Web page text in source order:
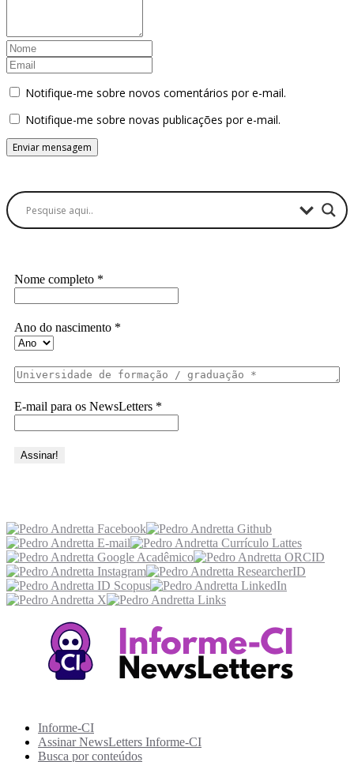
Notifique-me sobre novos comentários por e-mail.
Notifique-me sobre novas publicações por e-mail.
Nome completo *
Ano do nascimento *
E-mail para os NewsLetters *
Informe-CI
Assinar NewsLetters Informe-CI
Busca por conteúdos